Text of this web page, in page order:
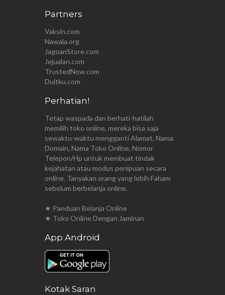
Partners
Vaksin.com
Nawala.org
JagoanStore.com
Jejualan.com
TrustedNow.com
Duitku.com
Perhatian!
Tetap waspada dan berhati-hatilah
memilih toko online, mereka bisa saja
sewaktu-waktu mengganti Alamat, Nama
Domain, Nama Toko Online, Nomor
Telepon/Hp untuk membuat tindak
kejahatan atau modus penipuan secara
online. Tanyakan orang yang lebih Faham
sebelum berbelanja online.
★ Panduan Belanja Online
★ Toko Online Dengan Jaminan
App Android
Kotak Saran